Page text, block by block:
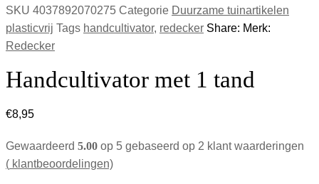
SKU 4037892070275 Categorie Duurzame tuinartikelen
plasticvrij Tags handcultivator, redecker Share: Merk:
Redecker
Handcultivator met 1 tand
€8,95
Gewaardeerd 5.00 op 5 gebaseerd op 2 klant waarderingen
( klantbeoordelingen)